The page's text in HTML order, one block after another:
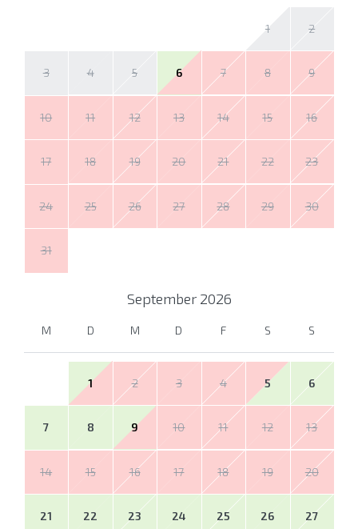
1 2
3 4 5 6 7 8 9
10 11 12 13 14 15 16
17 18 19 20 21 22 23
24 25 26 27 28 29 30
31
September 2026
M D M D F S S
1 2 3 4 5 6
7 8 9 10 11 12 13
14 15 16 17 18 19 20
21 22 23 24 25 26 27